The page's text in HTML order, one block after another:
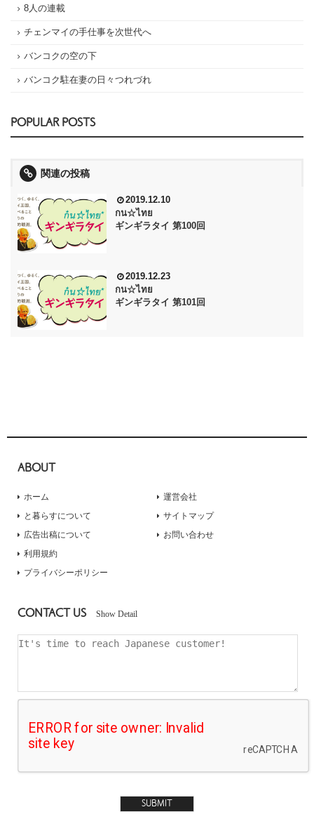
8人の連載
チェンマイの手仕事を次世代へ
バンコクの空の下
バンコク駐在妻の日々つれづれ
POPULAR POSTS
関連の投稿
2019.12.10
กน☆ไทย
ギンギラタイ 第100回
2019.12.23
กน☆ไทย
ギンギラタイ 第101回
ABOUT
ホーム
と暮らすについて
広告出稿について
運営会社
サイトマップ
お問い合わせ
利用規約
プライバシーポリシー
CONTACT US Show Detail